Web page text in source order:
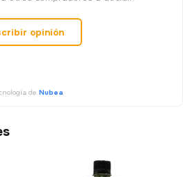
opinión
de Nubea
AHORA